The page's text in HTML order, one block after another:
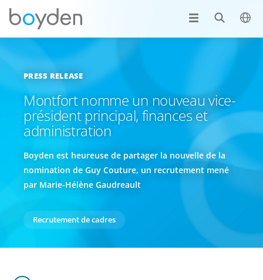
PRESS RELEASE
Montfort nomme un nouveau vice-
président principal, finances et
administration
Boyden est heureuse de partager la nouvelle de la
nomination de Guy Couture, un recrutement mené
par Marie-Hélène Gaudreault
Recrutement de cadres